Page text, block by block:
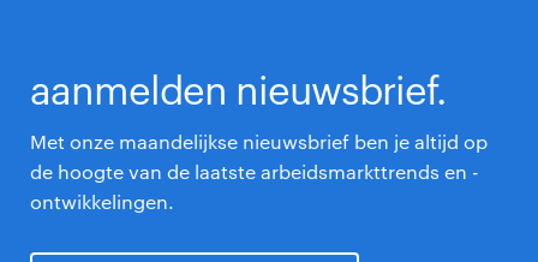
aanmelden nieuwsbrief.
Met onze maandelijkse nieuwsbrief ben je altijd op
de hoogte van de laatste arbeidsmarkttrends en -
ontwikkelingen.